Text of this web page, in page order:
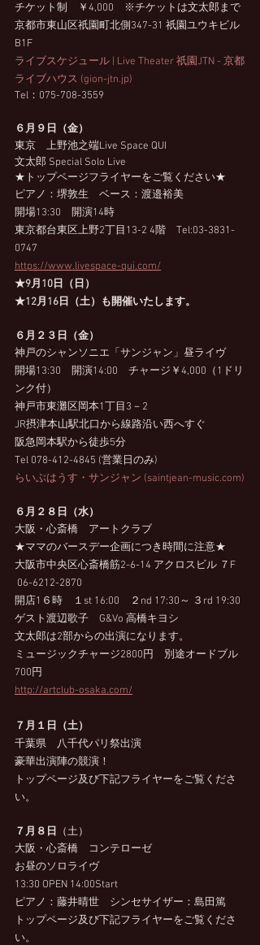
チケット制　￥4,000　※チケットは文太郎まで
京都市東山区祇園町北側347-31 祇園ユウキビル
B1F
ライブスケジュール | Live Theater 祇園JTN - 京都
ライブハウス (gion-jtn.jp)
Tel：075-708-3559
６月９日（金）
東京　上野池之端Live Space QUI
文太郎 Special Solo Live
★トップページフライヤーをご覧ください★
ピアノ：堺敦生　ベース：渡邉裕美
開場13:30　開演14時
東京都台東区上野2丁目13-2 4階　Tel:03-3831-
0747
https://www.livespace-qui.com/
★9月10日（日）
★12月16日（土）も開催いたします。
６月２３日（金）
神戸のシャンソニエ「サンジャン」昼ライヴ
開場13:30　開演14:00　チャージ￥4,000（1ドリ
ンク付）
神戸市東灘区岡本1丁目3－2
JR摂津本山駅北口から線路沿い西へすぐ
阪急岡本駅から徒歩5分
Tel 078-412-4845 (営業日のみ)
らいぶはうす・サンジャン (saintjean-music.com)
６月２８日（水）
大阪・心斎橋　アートクラブ
★ママのバースデー企画につき時間に注意★
大阪市中央区心斎橋筋2-6-14 アクロスビル ７F
06-6212-2870
開店1６時　１st 16:00　２nd 17:30～ ３rd 19:30
ゲスト渡辺歌子　G&Vo 高橋キヨシ
文太郎は2部からの出演になります。
ミュージックチャージ2800円　別途オードブル
700円
http://artclub-osaka.com/
７月１日（土）
千葉県　八千代パリ祭出演
豪華出演陣の競演！
トップページ及び下記フライヤーをご覧くださ
い。
７月８日
（土）
大阪・心斎橋　コンテローゼ
お昼のソロライヴ
13:30 OPEN 14:00Start
ピアノ：藤井晴世　シンセサイザー：島田篤
トップページ及び下記フライヤーをご覧くださ
い。